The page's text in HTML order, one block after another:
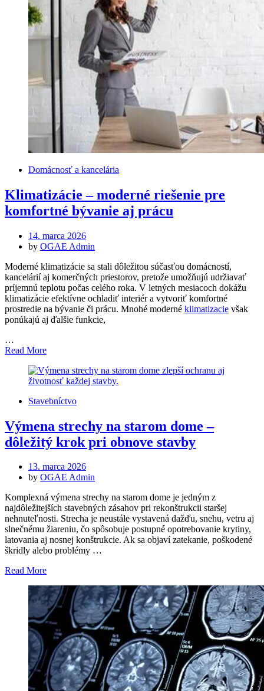
Domácnosť a kancelária
Klimatizácie – moderné riešenie pre
komfortné bývanie aj prácu
Posted
on
14. marca 2026
by OGAE Admin
Moderné klimatizácie sa stali dôležitou súčasťou domácností,
kancelárií aj komerčných priestorov, pretože umožňujú udržiavať
príjemnú teplotu počas celého roka. V letných mesiacoch dokážu
klimatizácie efektívne ochladiť interiér a vytvoriť komfortné
prostredie na bývanie či prácu. Mnohé moderné klimatizacie však
ponúkajú aj ďalšie funkcie,
…
Read More
Stavebníctvo
Výmena strechy na starom dome –
dôležitý krok pri obnove stavby
Posted
on
13. marca 2026
by OGAE Admin
Komplexná výmena strechy na starom dome je jedným z
najdôležitejších stavebných zásahov pri rekonštrukcii staršej
nehnuteľnosti. Strecha je neustále vystavená dažďu, snehu, vetru aj
slnečnému žiareniu, čo spôsobuje postupné opotrebovanie krytiny,
latovania aj nosnej konštrukcie. Ak sa objaví zatekanie, poškodené
škridly alebo problémy …
Read More